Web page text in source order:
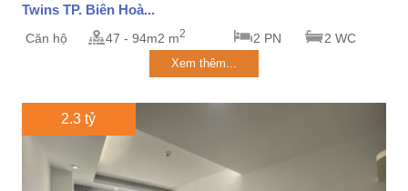
Twins TP. Biên Hoà...
Căn hộ 47 - 94m2 m2 2 PN 2 WC
Xem thêm...
2.3 tỷ